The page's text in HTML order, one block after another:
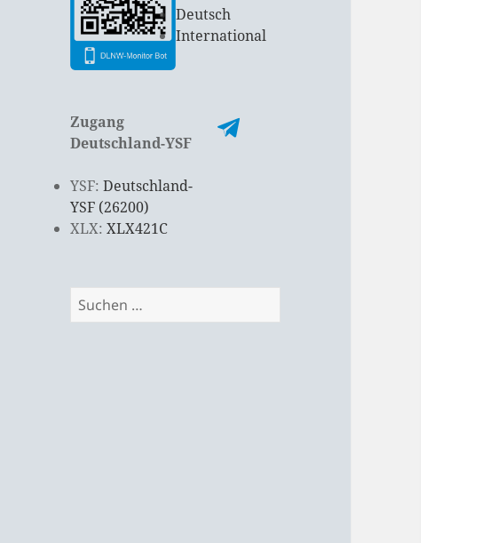
Deutsch
International
Zugang
Deutschland-YSF
YSF:Deutschland-
YSF (26200)
XLX:XLX421C
Suchen
nach: